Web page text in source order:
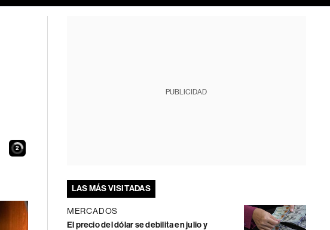
1
PUBLICIDAD
LAS MÁS VISITADAS
MERCADOS
El precio del dólar se debilita en julio y